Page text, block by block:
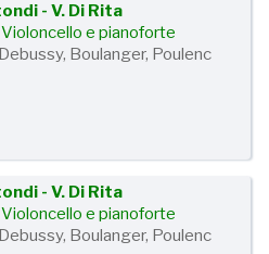
- V. Di Rita
Violoncello e pianoforte
Boulanger, Poulenc
- V. Di Rita
Violoncello e pianoforte
Boulanger, Poulenc